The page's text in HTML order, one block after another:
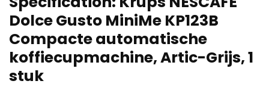
Dolce Gusto MiniMe KP123B
Compacte automatische
koffiecupmachine, Artic-Grijs, 1
stuk